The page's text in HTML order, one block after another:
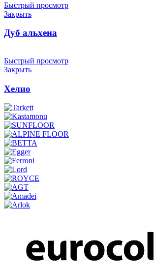
Быстрый просмотр
Закрыть
Дуб альхена
Быстрый просмотр
Закрыть
Хелио